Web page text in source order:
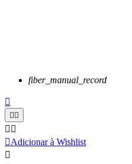
fiber_manual_record

 
 
Adicionar à Wishlist
